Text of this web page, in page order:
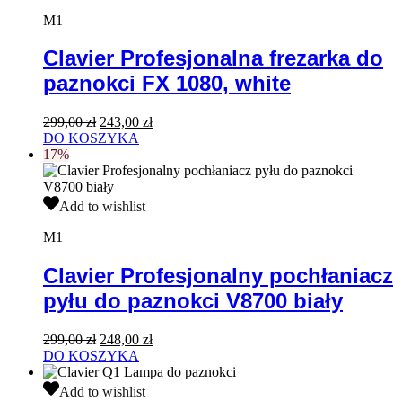
frezarka
paznokci
FX
1080,
white
M1
Clavier Profesjonalna frezarka do
paznokci FX 1080, white
299,00zł Pierwotna
cena
299,00 zł.
243,00 złAktualna
243,00 zł.
DO KOSZYKA
17%
Clavier
pochłaniacz
do
paznokci
V8700
biały
Add to wishlist
M1
Clavier Profesjonalny pochłaniacz
pyłu do paznokci V8700 biały
299,00zł Pierwotna
cena
wynosiła:
299,00 zł.
248,00 złAktualna
wynosi:
DO KOSZYKA
Clavier
Add to wishlist